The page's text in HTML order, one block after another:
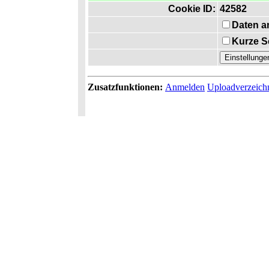
Cookie ID: 42582
Daten
Kurze
Zusatzfunktionen: Anmelden